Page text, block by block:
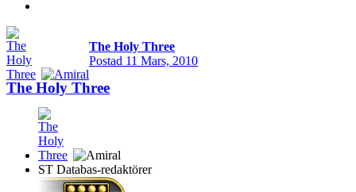
The Holy Three
Postad 11 Mars, 2010
The Holy Three
ST Databas-redaktörer